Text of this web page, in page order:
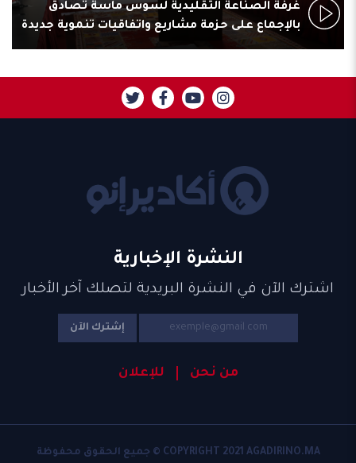
غرفة الصناعة التقليدية لسوس ماسة تصادق
بالإجماع على حزمة مشاريع واتفاقيات تنموية جديدة
النشرة الإخبارية
اشترك الآن في النشرة البريدية لتصلك آخر الأخبار
إشترك الآن
من نحن للإعلان
COPYRIGHT 2021 AGADIRINO.MA © جميع الحقوق محفوظة